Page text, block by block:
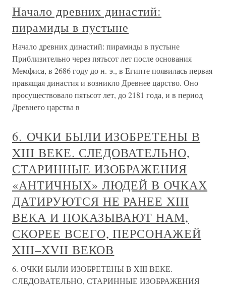
Начало древних династий:
пирамиды в пустыне
Начало древних династий: пирамиды в пустыне
Приблизительно через пятьсот лет после основания
Мемфиса, в 2686 году до н. э., в Египте появилась первая
правящая династия и возникло Древнее царство. Оно
просуществовало пятьсот лет, до 2181 года, и в период
Древнего царства в
6. ОЧКИ БЫЛИ ИЗОБРЕТЕНЫ В
XIII ВЕКЕ. СЛЕДОВАТЕЛЬНО,
СТАРИННЫЕ ИЗОБРАЖЕНИЯ
«АНТИЧНЫХ» ЛЮДЕЙ В ОЧКАХ
ДАТИРУЮТСЯ НЕ РАНЕЕ XIII
ВЕКА И ПОКАЗЫВАЮТ НАМ,
СКОРЕЕ ВСЕГО, ПЕРСОНАЖЕЙ
XIII–XVII ВЕКОВ
6. ОЧКИ БЫЛИ ИЗОБРЕТЕНЫ В XIII ВЕКЕ.
СЛЕДОВАТЕЛЬНО, СТАРИННЫЕ ИЗОБРАЖЕНИЯ